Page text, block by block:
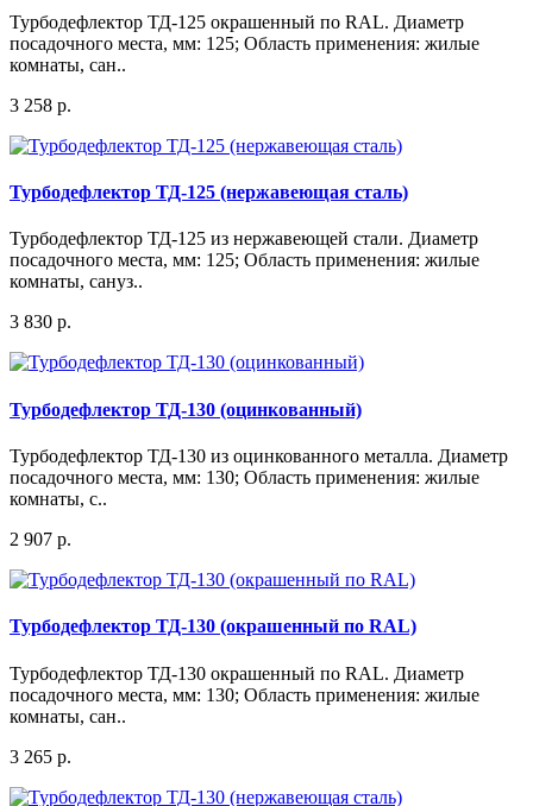
Турбодефлектор ТД-125 окрашенный по RAL. Диаметр
посадочного места, мм: 125; Область применения: жилые
комнаты, сан..
3 258 р.
Турбодефлектор ТД-125 (нержавеющая сталь)
Турбодефлектор ТД-125 из нержавеющей стали. Диаметр
посадочного места, мм: 125; Область применения: жилые
комнаты, сануз..
3 830 р.
Турбодефлектор ТД-130 (оцинкованный)
Турбодефлектор ТД-130 из оцинкованного металла. Диаметр
посадочного места, мм: 130; Область применения: жилые
комнаты, с..
2 907 р.
Турбодефлектор ТД-130 (окрашенный по RAL)
Турбодефлектор ТД-130 окрашенный по RAL. Диаметр
посадочного места, мм: 130; Область применения: жилые
комнаты, сан..
3 265 р.